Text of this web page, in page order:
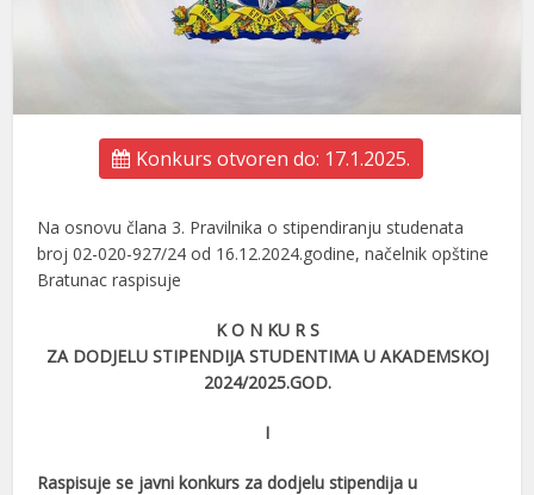
Konkurs otvoren do: 17.1.2025.
Na osnovu člana 3. Pravilnika o stipendiranju studenata
broj 02-020-927/24 od 16.12.2024.godine, načelnik opštine
Bratunac raspisuje
K O N KU R S
ZA DODJELU STIPENDIJA STUDENTIMA U AKADEMSKOJ
2024/2025.GOD.
I
Raspisuje se javni konkurs za dodjelu stipendija u